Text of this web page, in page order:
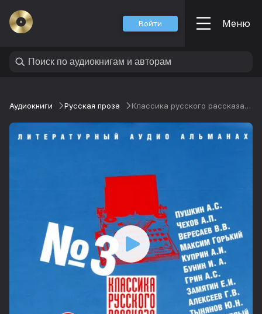
Войти Меню
Аудиокниги Русская проза Классика русского рассказа № 3